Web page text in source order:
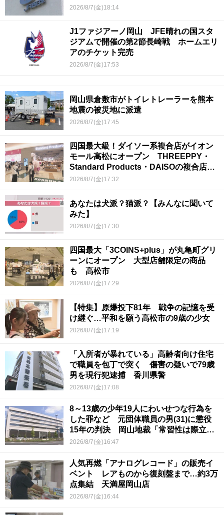
2026/8/7(金)18:14
J1ファジアーノ岡山 JFE晴れの国スタ
ジアムで開催の第2節長崎戦 ホームエリ
アのチケット完売
2026/8/7(金)17:53
岡山県倉敷市がトイレトレーラーを熊本
地震の被災地に派遣
2026/8/7(金)17:45
四国最大級！ダイソー系複合店がイオン
モール高松にオープン THREEPPY・
Standard Products・DAISOの複合店は
香川県初
2026/8/7(金)17:32
あなたは犬派？猫派？【みんなに聞いて
みた】
2026/8/7(金)17:30
四国最大「3COINS+plus」が丸亀町グリ
ーンにオープン 大型店舗限定の商品
も 高松市
2026/8/7(金)17:29
【特集】原爆投下81年 戦争の記憶を受
け継ぐ…平和を願う高松市の9歳の少女
2026/8/7(金)17:19
「入所者が暴れている」高齢者向け住宅
で職員を包丁で突く 傷害の疑いで79歳
男を現行犯逮捕 香川県警
2026/8/7(金)17:08
8～13歳の少年19人にわいせつな行為を
した罪など 元団体職員の男(31)に懲役
15年の判決 岡山地裁「常習性は際立っ
ていて被害結果も非常に重い」
2026/8/7(金)16:47
人気再燃「アナログレコード」の販売イ
ベント レアものから復刻盤まで…約3万
点集結 天満屋岡山店
2026/8/7(金)16:44